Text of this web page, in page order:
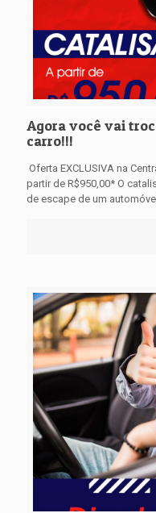
Agora você vai
carro!!!
Oferta EXCLUSIVA na
partir de R$950,00* O
de escape de um